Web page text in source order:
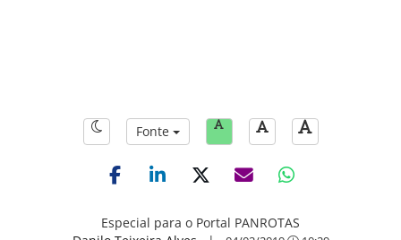
Fonte
Especial para o Portal PANROTAS